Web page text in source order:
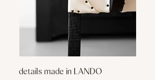
details made in LANDO